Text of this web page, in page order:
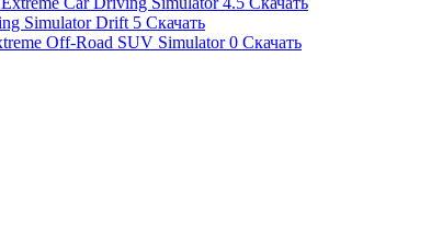
Simulator Drift 5 Скачать
Off-Road SUV Simulator 0 Скачать